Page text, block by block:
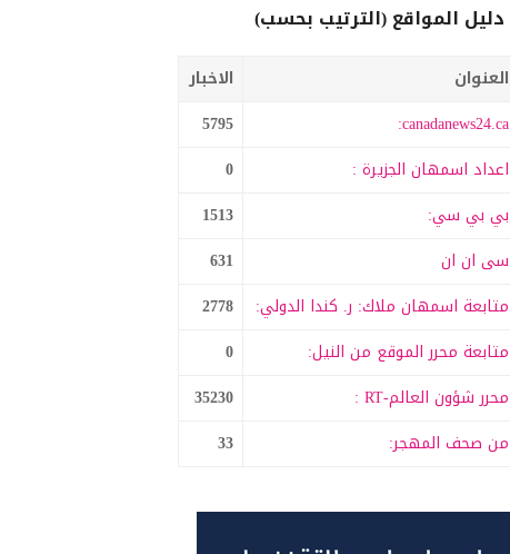
دليل المواقع (الترتيب بحسب)
العنوان
الاخبار
canadanews24.ca:
5795
اعداد اسمهان الجزيرة :
0
بي بي سي:
1513
سى ان ان
631
متابعة اسمهان ملاك: ر. كندا الدولي:
2778
متابعة محرر الموقع من النيل:
0
محرر شؤون العالم-RT :
35230
من صحف المهجر:
33